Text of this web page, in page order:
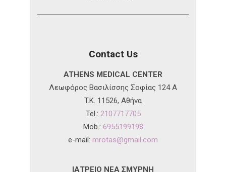
Contact Us
ATHENS MEDICAL CENTER
Λεωφόρος Βασιλίσσης Σοφίας 124 A
T.K. 11526, Αθήνα
Tel.: 2107717705
Mob.: 6955199198
e-mail: mrotas@gmail.com
ΙΑΤΡΕΙΟ ΝΕΑ ΣΜΥΡΝΗ